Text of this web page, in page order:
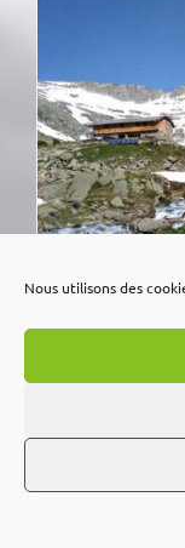
Nous utilisons des
Parc